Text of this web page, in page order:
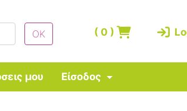
(0 )
μου Είσοδος